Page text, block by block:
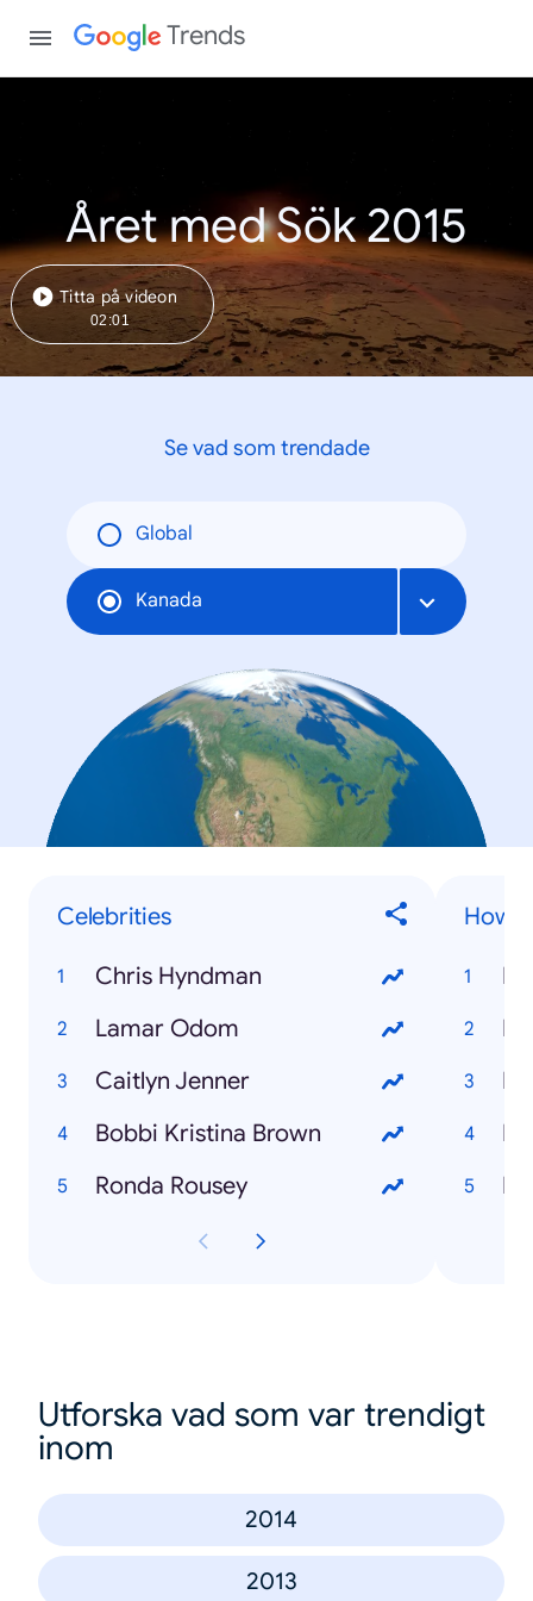
Trends
Året med Sök 2015
Titta på videon
02:01
Se vad som trendade
Global
Kanada
Celebrities
Chris Hyndman
Lamar Odom
Caitlyn Jenner
Bobbi Kristina Brown
Ronda Rousey
How
Utforska vad som var trendigt
inom
2014
2013